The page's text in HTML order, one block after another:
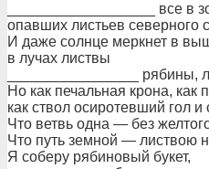
__________________ все в
опавших листьев северного
И даже солнце меркнет в
в лучах листвы
________________ рябины,
Но как печальная крона, как
как ствол осиротевший гол и
Что ветвь одна — без
Что путь земной — листвою
Я соберу рябиновый букет,